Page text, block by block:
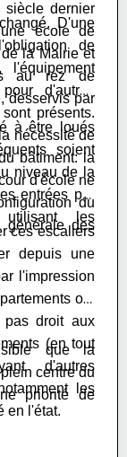
siècle dernier
école de
la Mairie et
au rez de
desservis par
D'une
de
d'autres
présents.
nécessité de
bâtiment: la
d'école ne
du
générale des
à être loués
soient
niveau de la
entrées par
les
ces escaliers
depuis une
l'impression
ont
droit aux
(en tout
d'autres
les
en l'état.
que la
centre du
priorité de